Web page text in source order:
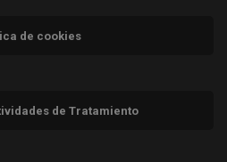
de cookies
de Tratamiento